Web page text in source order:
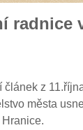
radnice
z
města